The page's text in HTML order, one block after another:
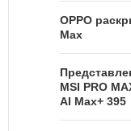
OPPO
Max
MSI PRO
AI Max+ 395